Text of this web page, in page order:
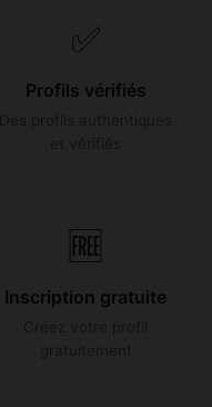
✅
Profils vérifiés
🆓
Inscription gratuite